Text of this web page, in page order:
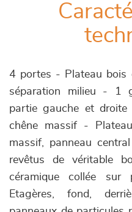
4 portes - Plateau bois
séparation milieu - 1
partie gauche et
chêne massif -
massif, panneau
revêtus de véritable
céramique collée sur
Etagères, fond,